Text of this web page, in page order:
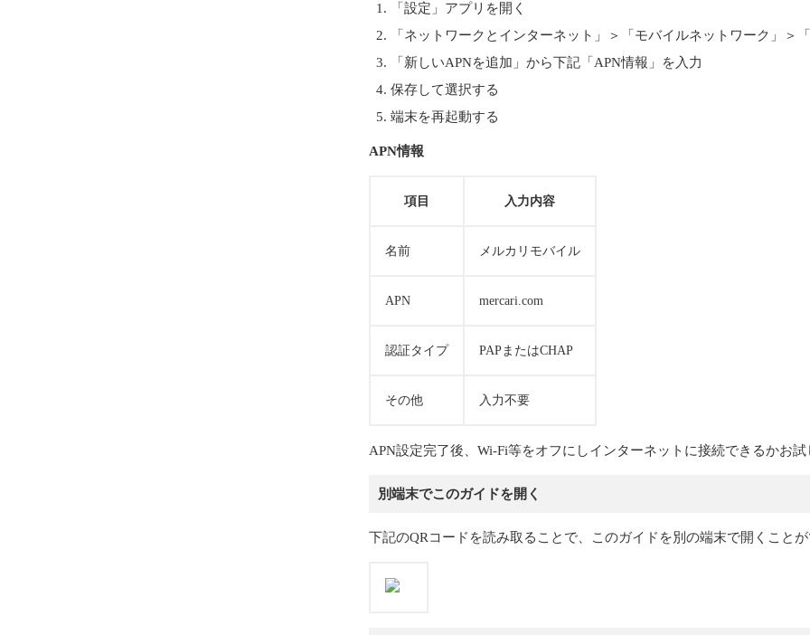
「設定」アプリを開く
「ネットワークとインターネット」＞「モバイルネットワーク」＞
「新しいAPNを追加」から下記「APN情報」を入力
保存して選択する
端末を再起動する
APN情報
項目 入力内容
名前 メルカリモバイル
APN mercari.com
認証タイプ PAPまたはCHAP
その他 入力不要
APN設定完了後、Wi-Fi等をオフにしインターネットに接続できるかお試
別端末でこのガイドを開く
下記のQRコードを読み取ることで、このガイドを別の端末で開くことが